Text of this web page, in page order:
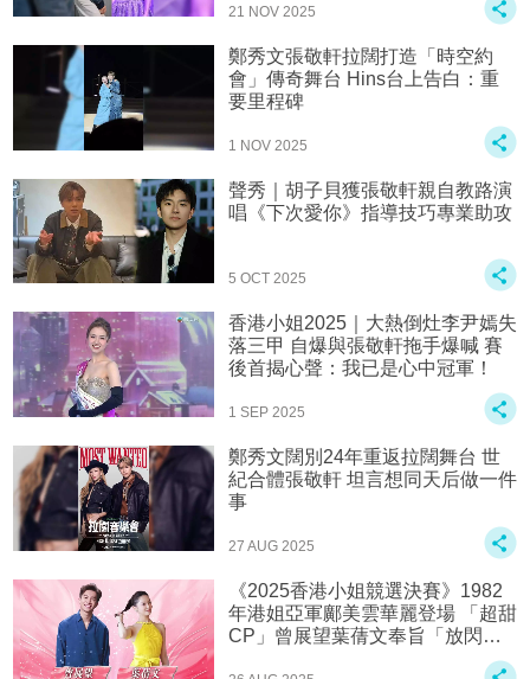
21 NOV 2025
鄭秀文張敬軒拉闊打造「時空約
會」傳奇舞台 Hins台上告白：重
要里程碑
1 NOV 2025
聲秀｜胡子貝獲張敬軒親自教路演
唱《下次愛你》指導技巧專業助攻
5 OCT 2025
香港小姐2025｜大熱倒灶李尹嫣失
落三甲 自爆與張敬軒拖手爆喊 賽
後首揭心聲：我已是心中冠軍！
1 SEP 2025
鄭秀文闊別24年重返拉闊舞台 世
紀合體張敬軒 坦言想同天后做一件
事
27 AUG 2025
《2025香港小姐競選決賽》1982
年港姐亞軍鄺美雲華麗登場 「超甜
CP」曾展望葉蒨文奉旨「放閃」